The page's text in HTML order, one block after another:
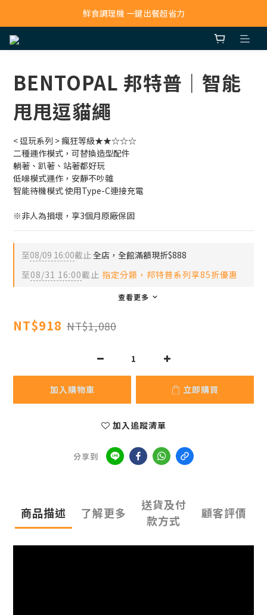
寵物吸毛機 吸毛清淨抗敏一次搞定
鮮食調理機 一鍵出餐超省力
BENTOPAL 邦特普｜智能
甩甩逗貓繩
< 逗玩系列 > 瘋狂等級★★☆☆☆
二種運作模式，可替換造型配件
躺著、趴著、站著都好玩
低噪模式運作，安靜不吵雜
智能待機模式 使用Type-C連接充電
※非人為損壞，享3個月原廠保固
至08/09 16:00截止全店，全館滿額現折$888
至08/31 16:00截止 指定分類，邦特普系列享85折優惠
查看更多
NT$918 NT$1,080
加入購物車 立即購買
加入追蹤清單
分享到
商品描述 了解更多
送貨及付
款方式
顧客評價